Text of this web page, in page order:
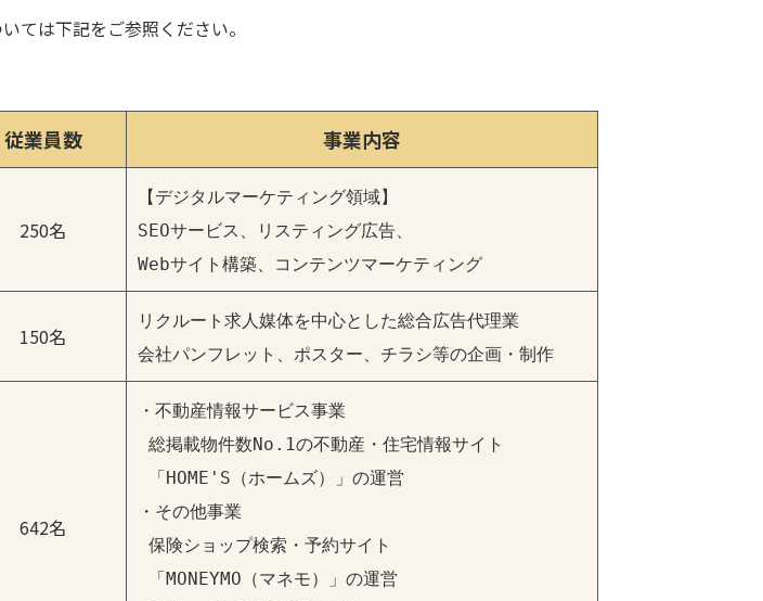
ては下記をご参照ください。
従業員数 事業内容
250名
【デジタルマーケティング領域】
SEOサービス、リスティング広告、
Webサイト構築、コンテンツマーケティング
150名
リクルート求人媒体を中心とした総合広告代理業
会社パンフレット、ポスター、チラシ等の企画・制作
642名
・不動産情報サービス事業
総掲載物件数No.1の不動産・住宅情報サイト
「HOME'S（ホームズ）」の運営
・その他事業
保険ショップ検索・予約サイト
「MONEYMO（マネモ）」の運営